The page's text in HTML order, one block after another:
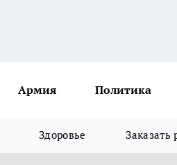
Армия Политика
Здоровье Заказать